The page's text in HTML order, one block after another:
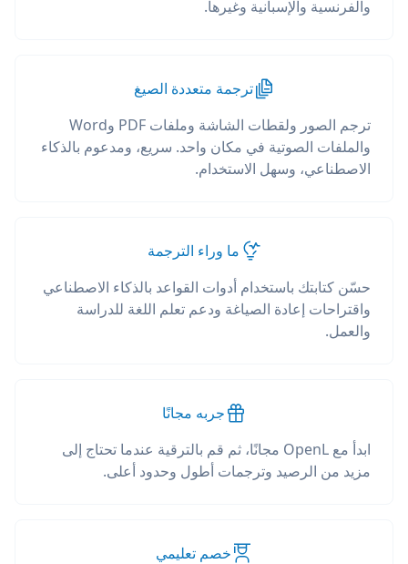
والفرنسية والإسبانية وغيرها.
ترجمة متعددة الصيغ
ترجم الصور ولقطات الشاشة وملفات PDF وWord
والملفات الصوتية في مكان واحد. سريع، ومدعوم بالذكاء
الاصطناعي، وسهل الاستخدام.
ما وراء الترجمة
حسّن كتابتك باستخدام أدوات القواعد بالذكاء الاصطناعي
واقتراحات إعادة الصياغة ودعم تعلم اللغة للدراسة
والعمل.
جربه مجانًا
ابدأ مع OpenL مجانًا، ثم قم بالترقية عندما تحتاج إلى
مزيد من الرصيد وترجمات أطول وحدود أعلى.
خصم تعليمي